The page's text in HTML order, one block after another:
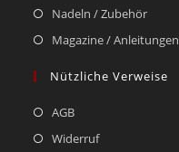
Nadeln / Zubehör
Magazine / Anleitungen
Nützliche Verweise
AGB
Widerruf